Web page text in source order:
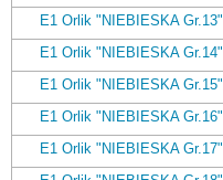
E1 Orlik "NIEBIESKA Gr.13"
E1 Orlik "NIEBIESKA Gr.14"
E1 Orlik "NIEBIESKA Gr.15"
E1 Orlik "NIEBIESKA Gr.16"
E1 Orlik "NIEBIESKA Gr.17"